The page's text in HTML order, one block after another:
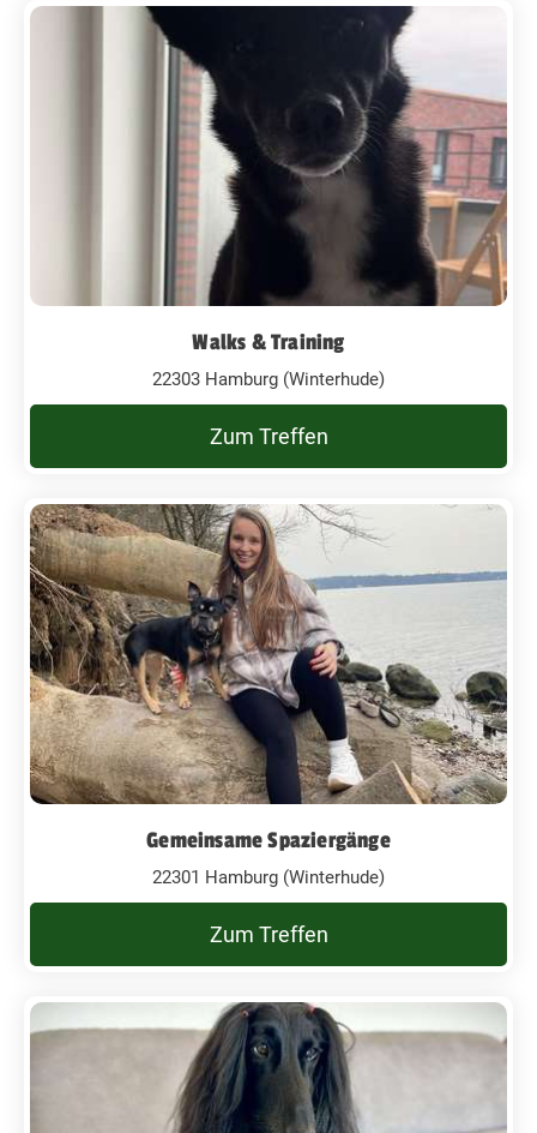
Walks & Training
22303 Hamburg (Winterhude)
Zum Treffen
Gemeinsame Spaziergänge
22301 Hamburg (Winterhude)
Zum Treffen